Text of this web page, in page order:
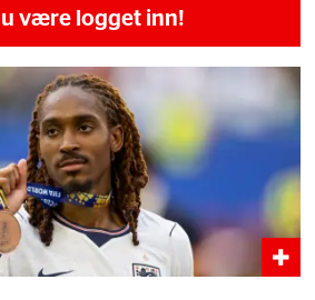
være logget inn!